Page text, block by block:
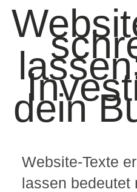
dein
Website-Texte
lassen bedeutet